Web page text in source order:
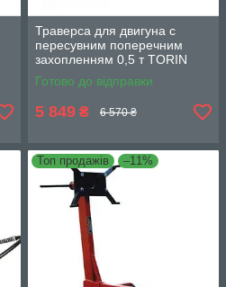
Траверса для двигуна c
пересувним поперечним
захопленням 0,5 т TORIN
TRW04006
Готово до відправки
5 849 ₴ 6 570 ₴
Топ продажів –11%